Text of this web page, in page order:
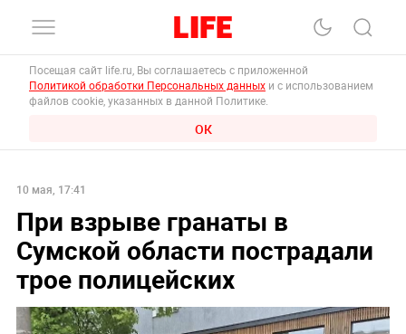
Посещая сайт life.ru, Вы соглашаетесь с приложенной
Политикой обработки Персональных данных и с использованием
файлов cookie, указанных в данной Политике.
ОК
10 мая, 17:41
При взрыве гранаты в
Сумской области пострадали
трое полицейских